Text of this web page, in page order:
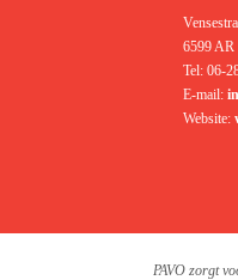
6599 AR
Tel: 06-
E-mail:
Website:
PAVO zorgt